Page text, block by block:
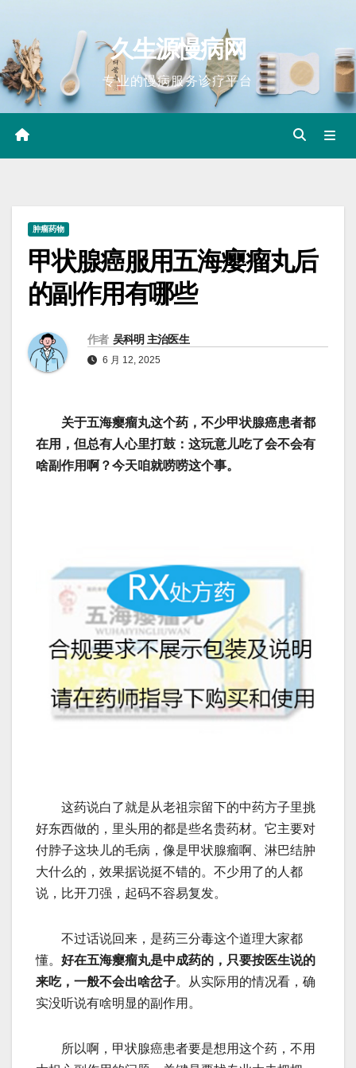
content
久生源慢病网
专业的慢病服务诊疗平台
肿瘤药物
甲状腺癌服用五海瘿瘤丸后
的副作用有哪些
作者 吴科明 主治医生
6 月 12, 2025
关于五海瘿瘤丸这个药，不少甲状腺癌患者都
在用，但总有人心里打鼓：这玩意儿吃了会不会有
啥副作用啊？今天咱就唠唠这个事。
这药说白了就是从老祖宗留下的中药方子里挑
好东西做的，里头用的都是些名贵药材。它主要对
付脖子这块儿的毛病，像是甲状腺瘤啊、淋巴结肿
大什么的，效果据说挺不错的。不少用了的人都
说，比开刀强，起码不容易复发。
不过话说回来，是药三分毒这个道理大家都
懂。 好在五海瘿瘤丸是中成药的，只要按医生说的
来吃，一般不会出啥岔子。从实际用的情况看，确
实没听说有啥明显的副作用。
所以啊，甲状腺癌患者要是想用这个药，不用